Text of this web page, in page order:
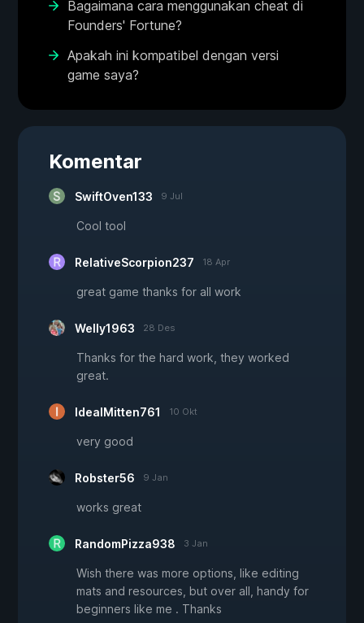
Bagaimana cara menggunakan cheat di
Founders' Fortune?
Apakah ini kompatibel dengan versi
game saya?
Komentar
SwiftOven133 9 Jul
Cool tool
RelativeScorpion237 18 Apr
great game thanks for all work
Welly1963 28 Des
Thanks for the hard work, they worked
great.
IdealMitten761 10 Okt
very good
Robster56 9 Jan
works great
RandomPizza938 3 Jan
Wish there was more options, like editing
mats and resources, but over all, handy for
beginners like me . Thanks